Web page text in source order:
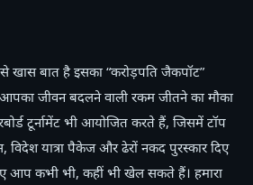
खास बात है इसका “करोड़पति जैकपॉट”
जीवन बदलने वाली रकम जीतने का मौका
टूर्नामेंट भी आयोजित करते हैं, जिसमें टॉप
विदेश यात्रा पैकेज और ढेरों नकद पुरस्कार दिए
आप कभी भी, कहीं भी खेल सकते हैं। हमारा